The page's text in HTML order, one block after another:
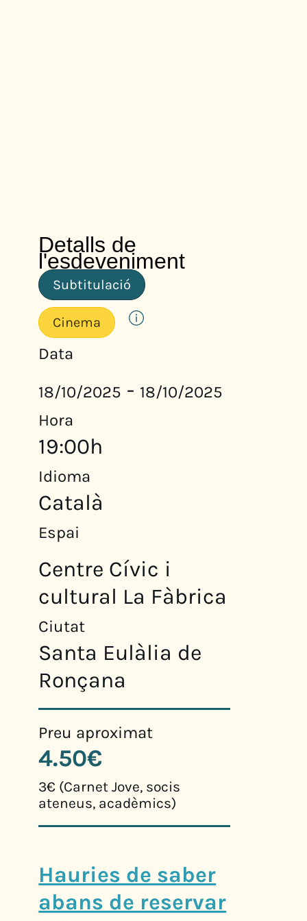
Detalls de
l'esdeveniment
Subtitulació
Cinema
Data
18/10/2025 - 18/10/2025
Hora
19:00h
Idioma
Català
Espai
Centre Cívic i
cultural La Fàbrica
Ciutat
Santa Eulàlia de
Ronçana
Preu aproximat
4.50€
3€ (Carnet Jove, socis
ateneus, acadèmics)
Hauries de saber
abans de reservar